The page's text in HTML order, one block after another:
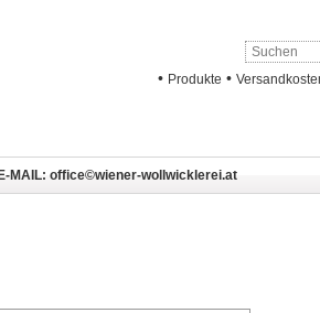
• Produkte •
MAIL:office©wiener-wollwicklerei.at